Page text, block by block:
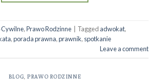
Cywilne,Prawo Rodzinne Tagged adwokat,
,porada prawna,prawnik, spotkanie
Leave a comment
BLOG PRAWO RODZINNE